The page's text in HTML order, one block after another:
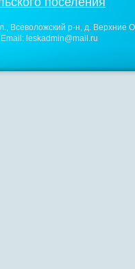
Всеволожский р-н, д. Верхние
Email: leskadmin@mail.ru